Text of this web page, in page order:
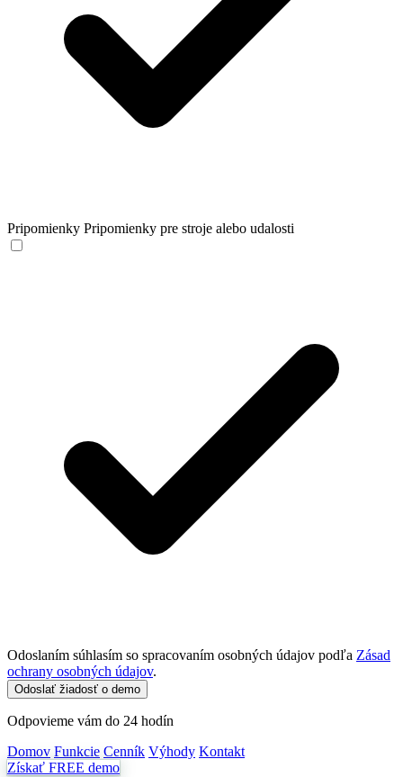
Pripomienky Pripomienky pre stroje alebo udalosti
Odoslaním súhlasím so spracovaním osobných údajov podľa Zásad
ochrany osobných údajov.
Odoslať žiadosť o demo
Odpovieme vám do 24 hodín
Domov Funkcie Cenník Výhody Kontakt
Získať FREE demo